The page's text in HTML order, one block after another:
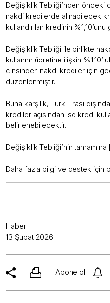
Değişiklik Tebliği’nden önceki
nakdi kredilerde alınabilecek
kullandırılan kredinin
Değişiklik Tebliği ile birlikte
kullanım ücretine ilişkin
cinsinden nakdi krediler için
düzenlenmiştir.
Buna karşılık, Türk Lirası
krediler açısından ise kredi
belirlenebilecektir.
Değişiklik Tebliği’nin tamamına
Daha fazla bilgi ve destek için
Haber
13 Şubat 2026
Abone ol